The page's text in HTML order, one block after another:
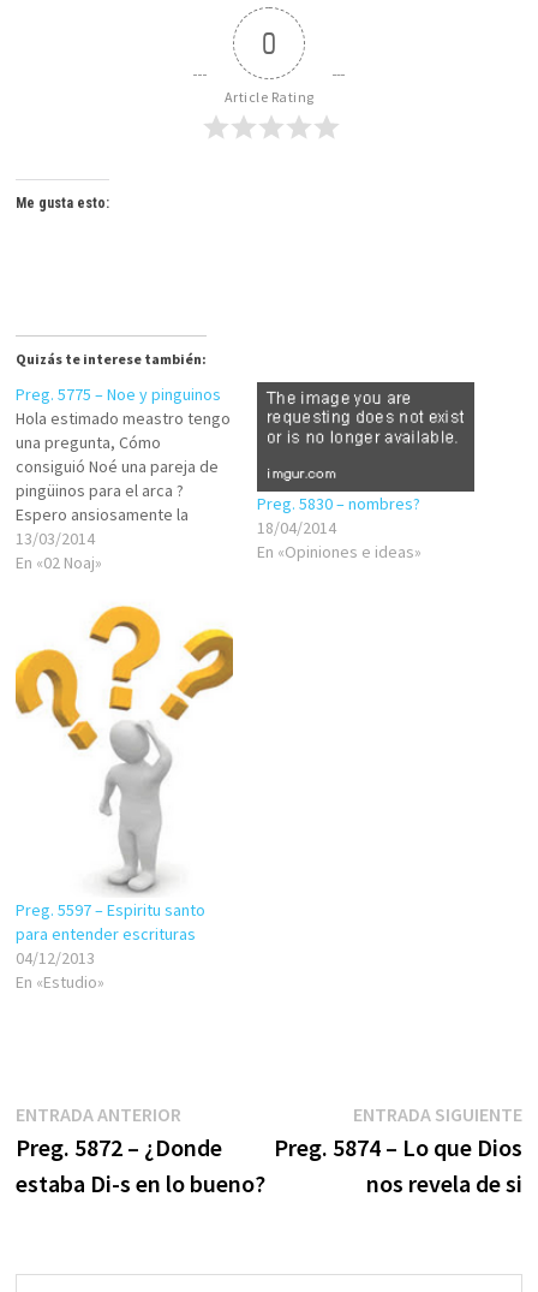
0
Article Rating
Me gusta esto:
Quizás te interese también:
Preg. 5775 – Noe y pinguinos
Hola estimado meastro tengo
una pregunta, Cómo
consiguió Noé una pareja de
pingüinos para el arca ?
Espero ansiosamente la
repuesta!!! Muchas gracias.
Isai Mercera 25 ICT Hollanda
responder/leer-respuestas
están los comentarios bajo
estas líneas. Agradecemos a
aquellos que con sabiduría,
inteligencia y nobleza
procedan a responder…
13/03/2014
En «02 Noaj»
Preg. 5830 – nombres?
18/04/2014
En «Opiniones e ideas»
Preg. 5597 – Espiritu santo
para entender escrituras
04/12/2013
En «Estudio»
Navegación
de
ENTRADA ANTERIOREntrada
anterior:
Preg. 5872 – ¿Donde
estaba Di-s en lo bueno?
ENTRADA SIGUIENTE
Preg. 5874 – Lo que Dios
nos revela de si